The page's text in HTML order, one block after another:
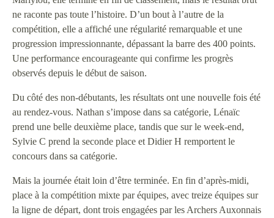
ne raconte pas toute l’histoire. D’un bout à l’autre de la
compétition, elle a affiché une régularité remarquable et une
progression impressionnante, dépassant la barre des 400 points.
Une performance encourageante qui confirme les progrès
observés depuis le début de saison.
Du côté des non-débutants, les résultats ont une nouvelle fois été
au rendez-vous. Nathan s’impose dans sa catégorie, Lénaïc
prend une belle deuxième place, tandis que sur le week-end,
Sylvie C prend la seconde place et Didier H remportent le
concours dans sa catégorie.
Mais la journée était loin d’être terminée. En fin d’après-midi,
place à la compétition mixte par équipes, avec treize équipes sur
la ligne de départ, dont trois engagées par les Archers Auxonnais